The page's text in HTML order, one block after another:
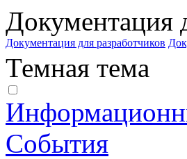
Документация
Документация для разработчиков
Темная тема
События